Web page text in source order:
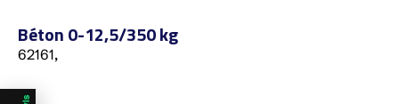
Béton 0-12,5/350 kg
62161,